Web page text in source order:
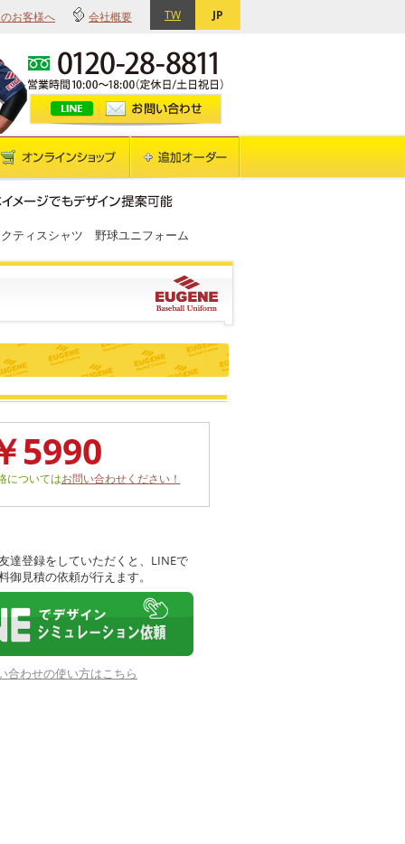
会社概要
お客様へ TW JP
ティスシャツ 野球ユニフォーム
5990
についてはお問い合わせください！
達登録をしていただくと、LINEで
御見積の依頼が行えます。
合わせの使い方はこちら